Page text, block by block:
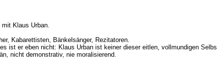
Klaus Urban.
Kabarettisten, Bänkelsänger, Rezitatoren.
ist er eben nicht: Klaus Urban ist keiner dieser eitlen, vollmundigen
nicht demonstrativ, nie moralisierend.